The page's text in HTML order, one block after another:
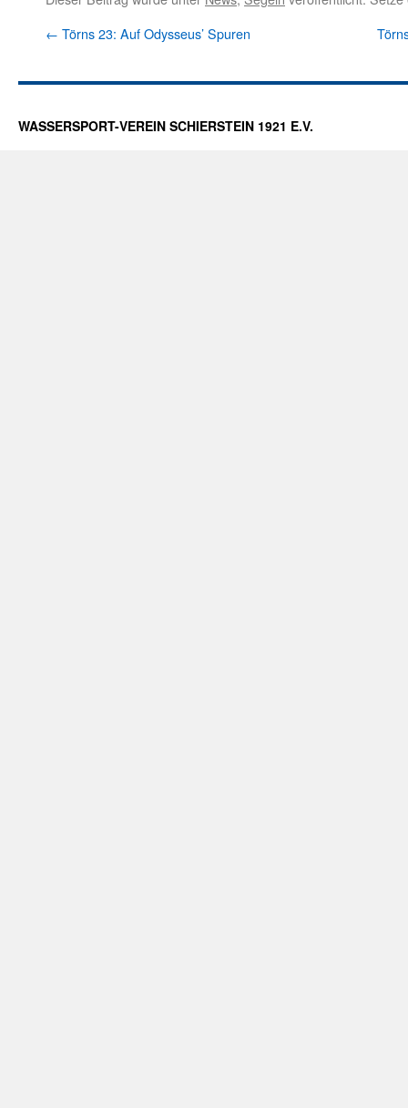
← Törns 23: Auf Odysseus’ Spuren
WASSERSPORT-VEREIN SCHIERSTEIN 1921 E.V.